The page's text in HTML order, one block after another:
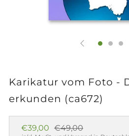
Karikatur vom Foto -
erkunden (ca672)
Normaler
€39,00 Sonderpreis
€49,00